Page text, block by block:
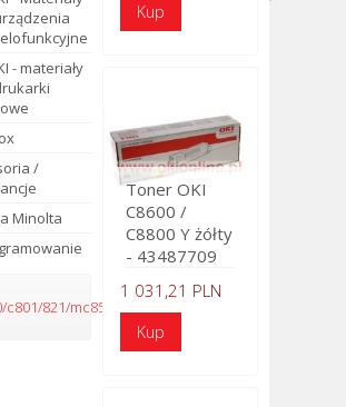
- materiały
/
Minolta
c801/821/mc851/mc861/c810/c830
Toner OKI
C8600 /
C8800 Y żółty
- 43487709
1 031,21 PLN